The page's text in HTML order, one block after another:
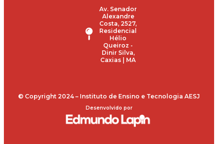
Av. Senador
Alexandre
Costa, 2527,
Residencial
Hélio
Queiroz -
Dinir Silva,
Caxias | MA
© Copyright 2024 – Instituto de Ensino e Tecnologia AESJ
Desenvolvido por